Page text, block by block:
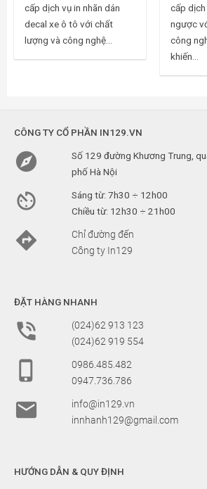
cấp dịch vụ in nhãn dán
decal xe ô tô với chất
lượng và công nghệ...
cấp dịch
ngược
công
khiến...
CÔNG TY CỔ PHẦN IN129.VN

Số 129 đường Khương Trung,
phố Hà Nội

Sáng từ: 7h30 ÷ 12h00
Chiều từ: 12h30 ÷ 21h00

Chỉ đường đến
Công ty In129
ĐẶT HÀNG NHANH

(024)62 913 123
(024)62 919 554

0986.485.482
0947.736.786

info@in129.vn
innhanh129@gmail.com
HƯỚNG DẪN & QUY ĐỊNH